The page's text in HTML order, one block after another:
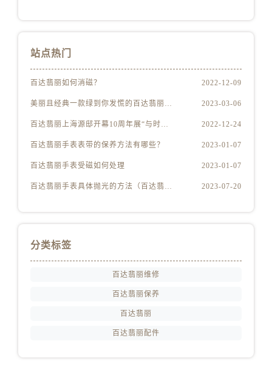
山东省威海市环翠区新威海路89号振华商厦一楼名表维修百达翡丽售后服务中心（需提前预约）
上海市徐汇区虹桥路3号港汇中心2座37层3705室百达翡丽售后服务中心（需提前预约）
浙江省衢州市柯城区上街百达翡丽售后服务中心（需提前预约）
站点热门
百达翡丽如何消磁？ 2022-12-09
美丽且经典一款绿到你发慌的百达翡丽腕表 2023-03-06
百达翡丽上海源邸开幕10周年展“与时间同源” 2022-12-24
百达翡丽手表表带的保养方法有哪些？ 2023-01-07
百达翡丽手表受磁如何处理 2023-01-07
百达翡丽手表具体抛光的方法（百达翡丽手表抛光的正确方法） 2023-07-20
分类标签
百达翡丽维修
百达翡丽保养
百达翡丽
百达翡丽配件